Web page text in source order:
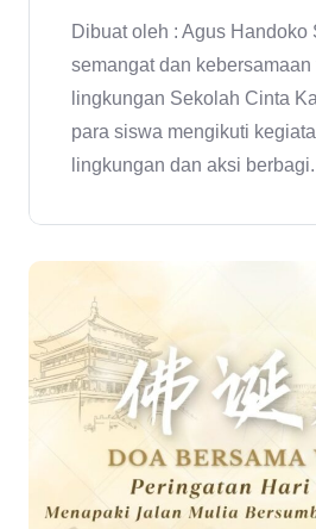
Dibuat oleh : Agus Handoko
semangat dan kebersamaan
lingkungan Sekolah Cinta
para siswa mengikuti
lingkungan dan aksi